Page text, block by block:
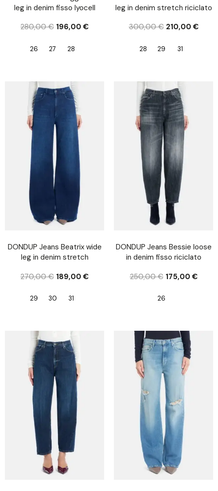
leg in denim fisso lyocell
280,00€ 196,00€
26 27 28
leg in denim stretch riciclato
300,00€ 210,00€
28 29 31
DONDUP Jeans Beatrix wide
leg in denim stretch
270,00€ 189,00€
29 30 31
DONDUP Jeans Bessie loose
in denim fisso riciclato
250,00€ 175,00€
26